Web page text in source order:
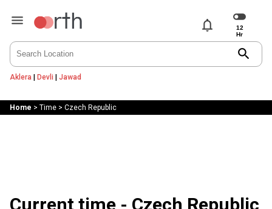
notifications
search
Aklera | Devli | Jawad
Home > Time> Czech Republic
Current time - Czech Republic